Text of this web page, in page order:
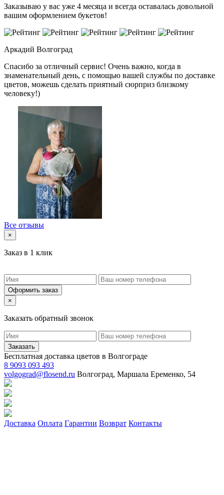
Заказываю у вас уже 4 месяца и всегда оставалась довольной
вашим оформлением букетов!
Аркадий Волгоград
Спасибо за отличный сервис! Очень важно, когда в
знаменательный день, с помощью вашей службы по доставке
цветов, можешь сделать приятный сюрприз близкому
человеку!)
Все отзывы
×
Заказ в 1 клик
Оформить заказ
×
Заказать обратный звонок
Заказать
Бесплатная доставка цветов в Волгограде
8 9093 093 493
volgograd@flosend.ru Волгоград, Маршала Еременко, 54
Доставка Оплата Гарантии Возврат Контакты